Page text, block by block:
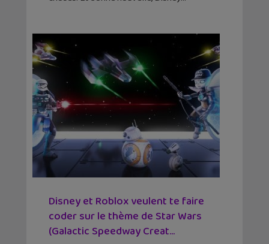
Disney et Roblox veulent te faire
coder sur le thème de Star Wars
(Galactic Speedway Creat...